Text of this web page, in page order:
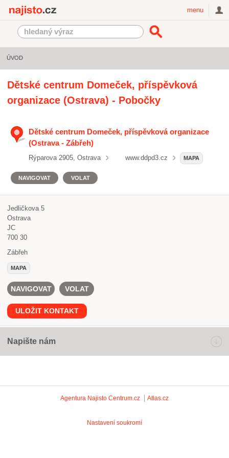
menu
ÚVOD
Dětské centrum Domeček, příspěvková
organizace (Ostrava) - Pobočky
Dětské centrum Domeček, příspěvková organizace
(Ostrava - Zábřeh)
Rýparova 2905, Ostrava www.ddpd3.cz MAPA
NAVIGOVAT VOLAT
Jedličkova 5
Ostrava
JC
700 30
Zábřeh
MAPA
NAVIGOVAT VOLAT
ULOŽIT KONTAKT
Napište nám
Agentura Najisto Centrum.cz Atlas.cz
Nastavení soukromí